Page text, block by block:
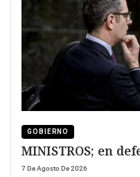
GOBIERNO
MINISTROS; en
7 De Agosto De 2026